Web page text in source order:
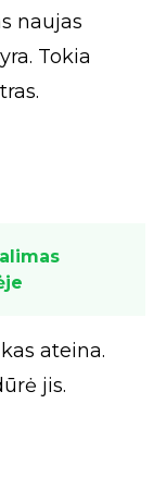
naujas
Tokia
ateina.
jis.